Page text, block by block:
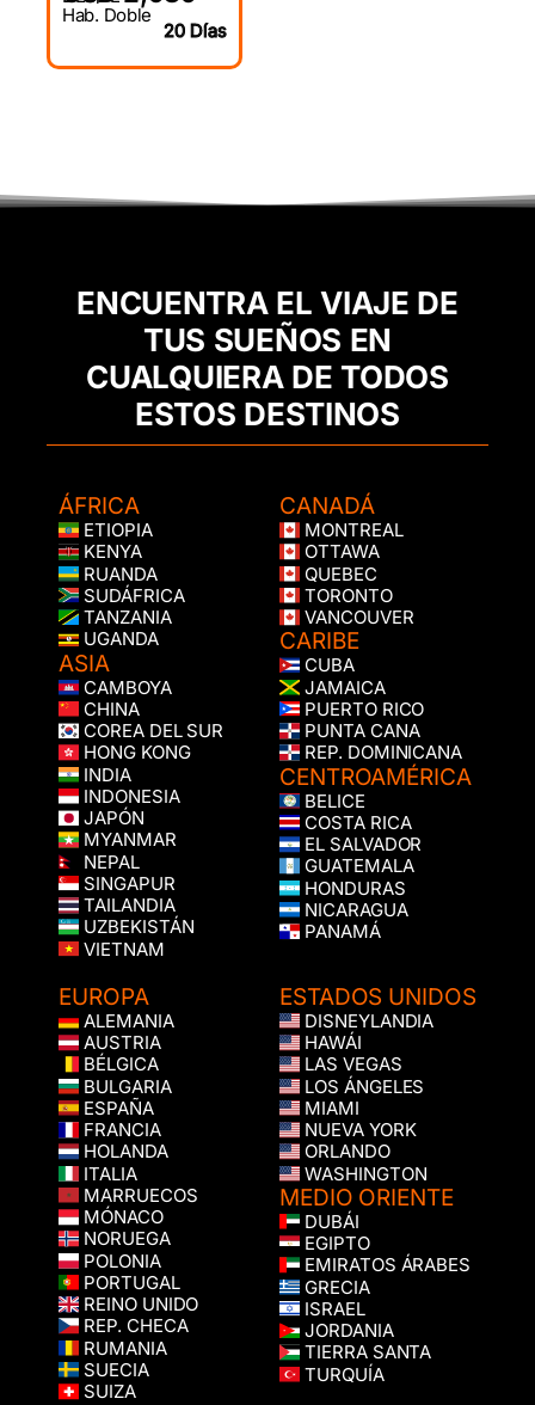
Hab. Doble
20 Días
ENCUENTRA EL VIAJE DE
TUS SUEÑOS EN
CUALQUIERA DE TODOS
ESTOS DESTINOS
ÁFRICA
ETIOPIA
KENYA
RUANDA
SUDÁFRICA
TANZANIA
UGANDA
ASIA
CAMBOYA
CHINA
COREA DEL SUR
HONG KONG
INDIA
INDONESIA
JAPÓN
MYANMAR
NEPAL
SINGAPUR
TAILANDIA
UZBEKISTÁN
VIETNAM
CANADÁ
MONTREAL
OTTAWA
QUEBEC
TORONTO
VANCOUVER
CARIBE
CUBA
JAMAICA
PUERTO RICO
PUNTA CANA
REP. DOMINICANA
CENTROAMÉRICA
BELICE
COSTA RICA
EL SALVADOR
GUATEMALA
HONDURAS
NICARAGUA
PANAMÁ
EUROPA
ALEMANIA
AUSTRIA
BÉLGICA
BULGARIA
ESPAÑA
FRANCIA
HOLANDA
ITALIA
MARRUECOS
MÓNACO
NORUEGA
POLONIA
PORTUGAL
REINO UNIDO
REP. CHECA
RUMANIA
SUECIA
SUIZA
ESTADOS UNIDOS
DISNEYLANDIA
HAWÁI
LAS VEGAS
LOS ÁNGELES
MIAMI
NUEVA YORK
ORLANDO
WASHINGTON
MEDIO ORIENTE
DUBÁI
EGIPTO
EMIRATOS ÁRABES
GRECIA
ISRAEL
JORDANIA
TIERRA SANTA
TURQUÍA